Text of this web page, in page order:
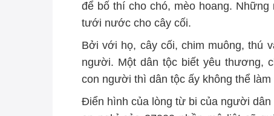
để bố thí cho chó, mèo hoang.
tưới nước cho cây cối.
Bởi với họ, cây cối, chim muông, thú
người. Một dân tộc biết yêu thương,
con người thì dân tộc ấy không thể
Điển hình của lòng từ bi của người